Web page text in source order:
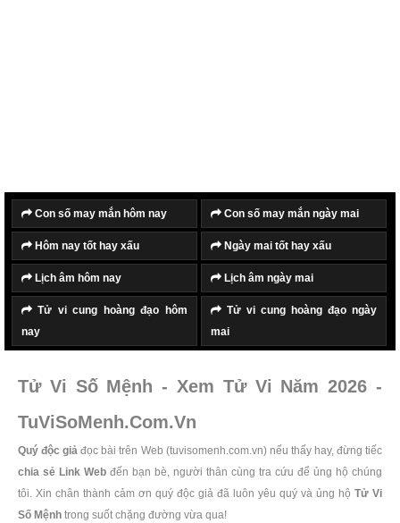
Con số may mắn hôm nay Con số may mắn ngày mai
Hôm nay tốt hay xấu Ngày mai tốt hay xấu
Lịch âm hôm nay Lịch âm ngày mai
Tử vi cung hoàng đạo hôm
nay
Tử vi cung hoàng đạo ngày
mai
Tử Vi Số Mệnh - Xem Tử Vi Năm 2026 -
TuViSoMenh.Com.Vn
Quý độc giả đọc bài trên Web (tuvisomenh.com.vn) nếu thấy hay, đừng tiếc
chia sẻ Link Web đến bạn bè, người thân cùng tra cứu để ủng hộ chúng
tôi. Xin chân thành cảm ơn quý độc giả đã luôn yêu quý và ủng hộ Tử Vi
Số Mệnh trong suốt chặng đường vừa qua!